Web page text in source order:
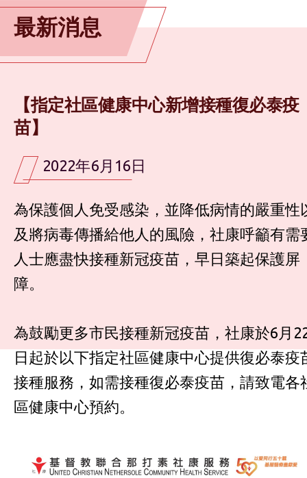
最新消息
【指定社區健康中心新增接種復必泰疫
苗】
2022年6月16日
為保護個人免受感染，並降低病情的嚴重性
及將病毒傳播給他人的風險，社康呼籲有需
人士應盡快接種新冠疫苗，早日築起保護屏
障。
為鼓勵更多市民接種新冠疫苗，社康於6月
日起於以下指定社區健康中心提供復必泰疫
接種服務，如需接種復必泰疫苗，請致電各
區健康中心預約。